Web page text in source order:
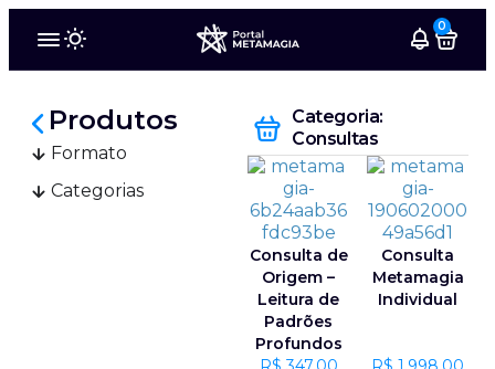
0
Produtos
Formato
Categorias
Categoria:
Consultas
Consulta de
Origem –
Leitura de
Padrões
Profundos
Consulta
Metamagia
Individual